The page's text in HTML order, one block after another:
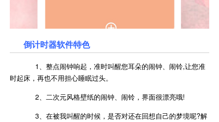
倒计时器软件特色
1、整点闹钟响起，准时叫醒您耳朵的闹钟、闹铃,让您准
时起床，再也不用担心睡眠过头。
2、二次元风格壁纸的闹钟、闹铃，界面很漂亮哦!
3、在被我叫醒的时候，是否对还在回想自己的梦境呢?解